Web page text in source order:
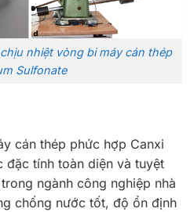
nhiệt vòng bi máy cán thép
Sulfonate
cán thép phức hợp Canxi
đặc tính toàn diện và tuyệt
ngành công nghiệp nhà
chống nước tốt, độ ổn định